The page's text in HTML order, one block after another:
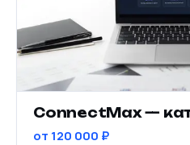
ConnectMax —
от 120 000 ₽